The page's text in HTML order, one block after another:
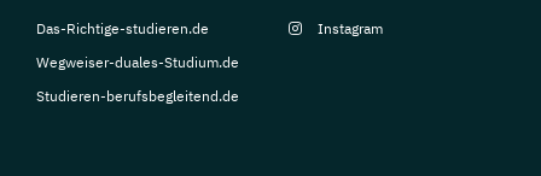
Das-Richtige-studieren.de
Wegweiser-duales-Studium.de
Studieren-berufsbegleitend.de
Instagram